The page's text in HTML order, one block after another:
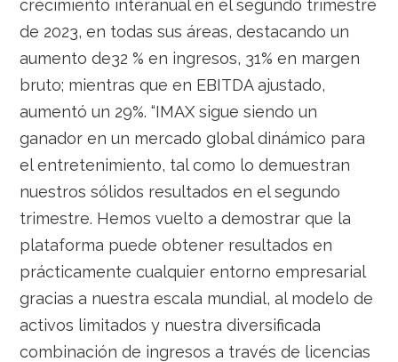
crecimiento interanual en el segundo trimestre
de 2023, en todas sus áreas, destacando un
aumento de32 % en ingresos, 31% en margen
bruto; mientras que en EBITDA ajustado,
aumentó un 29%. “IMAX sigue siendo un
ganador en un mercado global dinámico para
el entretenimiento, tal como lo demuestran
nuestros sólidos resultados en el segundo
trimestre. Hemos vuelto a demostrar que la
plataforma puede obtener resultados en
prácticamente cualquier entorno empresarial
gracias a nuestra escala mundial, al modelo de
activos limitados y nuestra diversificada
combinación de ingresos a través de licencias